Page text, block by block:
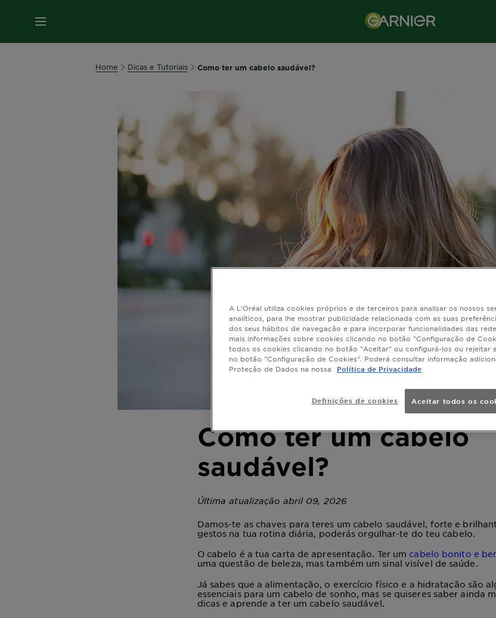
MENU
Home Dicas e Tutoriais Como ter um cabelo saudável?
Como ter um cabelo
saudável?
Última atualização abril 09, 2026
Damos-te as chaves para teres um cabelo saudável, forte e
gestos na tua rotina diária, poderás orgulhar-te do teu cabelo.
O cabelo é a tua carta de apresentação. Ter um cabelo bonito e
uma questão de beleza, mas também um sinal visível de saúde.
Já sabes que a alimentação, o exercício físico e a hidratação são
essenciais para um cabelo de sonho, mas se quiseres saber ainda
dicas e aprendea ter um cabelo saudável.
A L'Oréal utiliza cookies próprios e de terceiros para analisar os nossos
analíticos, para lhe mostrar publicidade relacionada com as suas
dos seus hábitos de navegação e para incorporar funcionalidades das
mais informações sobre cookies clicando no botão "Configuração de
todos os cookies clicando no botão "Aceitar" ou configurá-los ou rejeitar
no botão "Configuração de Cookies". Poderá consultar informação
Proteção de Dados na nossa
Política de Privacidade
Definições de cookies Aceitar todos os